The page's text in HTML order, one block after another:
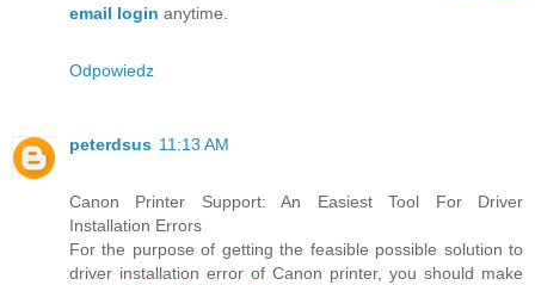
email login anytime.
Odpowiedz
peterdsus 11:13 AM
Canon Printer Support: An Easiest Tool For Driver
Installation Errors
For the purpose of getting the feasible possible solution to
driver installation error of Canon printer, you should make